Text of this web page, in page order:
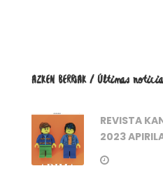
AZKEN BERRIAK / Últimas
REVISTA
2023